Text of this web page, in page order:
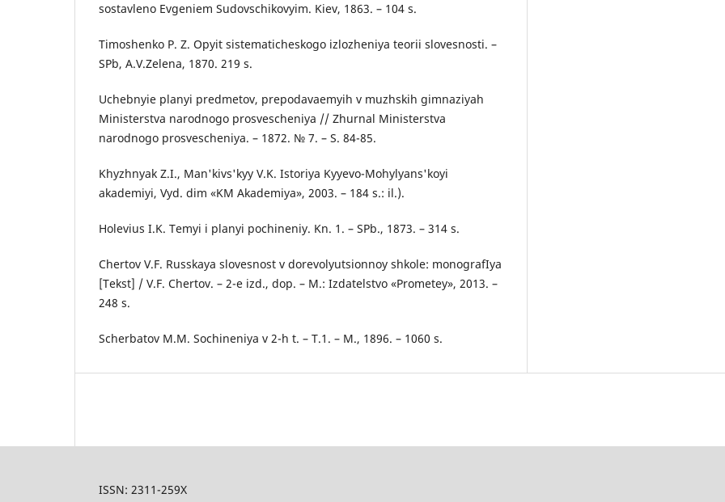
sostavleno Evgeniem Sudovschikovyim. Kiev, 1863. – 104 s.
Timoshenko P. Z. Opyit sistematicheskogo izlozheniya teorii slovesnosti. –
SPb, A.V.Zelena, 1870. 219 s.
Uchebnyie planyi predmetov, prepodavaemyih v muzhskih gimnaziyah
Ministerstva narodnogo prosvescheniya // Zhurnal Ministerstva
narodnogo prosvescheniya. – 1872. № 7. – S. 84-85.
Khyzhnyak Z.I., Man'kivs'kyy V.K. Istoriya Kyyevo-Mohylyans'koyi
akademiyi, Vyd. dim «KM Akademiya», 2003. – 184 s.: il.).
Holevius I.K. Temyi i planyi pochineniy. Kn. 1. – SPb., 1873. – 314 s.
Chertov V.F. Russkaya slovesnost v dorevolyutsionnoy shkole: monografIya
[Tekst] / V.F. Chertov. – 2-e izd., dop. – M.: Izdatelstvo «Prometey», 2013. –
248 s.
Scherbatov M.M. Sochineniya v 2-h t. – T.1. – M., 1896. – 1060 s.
ISSN: 2311-259X